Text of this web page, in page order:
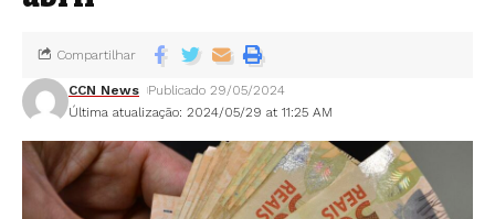
Última atualização: 2024/05/29 at 11:25 AM
CCN News Publicado 29/05/2024
Compartilhar